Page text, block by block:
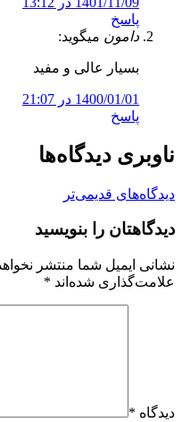
پاسخ
دامون میگوید:
بسیار عالی و مفید
1400/01/01 در 21:07
پاسخ
ناوبری دیدگاه‌ها
دیدگاه‌های قدیمی‌تر
دیدگاهتان را بنویسید
نشانی ایمیل شما منتشر
علامت‌گذاری شده‌اند *
دیدگاه *